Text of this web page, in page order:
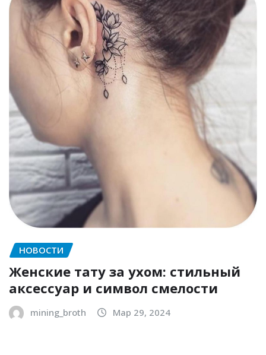
НОВОСТИ
Женские тату за ухом: стильный
аксессуар и символ смелости
mining_broth Мар 29, 2024